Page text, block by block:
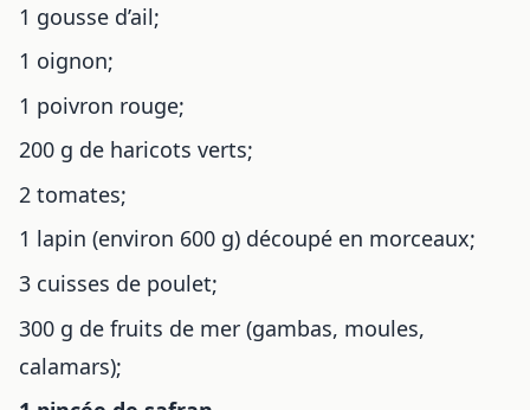
1 gousse d’ail;
1 oignon;
1 poivron rouge;
200 g de haricots verts;
2 tomates;
1 lapin (environ 600 g) découpé en morceaux;
3 cuisses de poulet;
300 g de fruits de mer (gambas, moules,
calamars);